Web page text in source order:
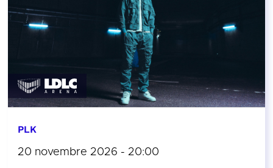
PLK
20 novembre 2026 - 20:00